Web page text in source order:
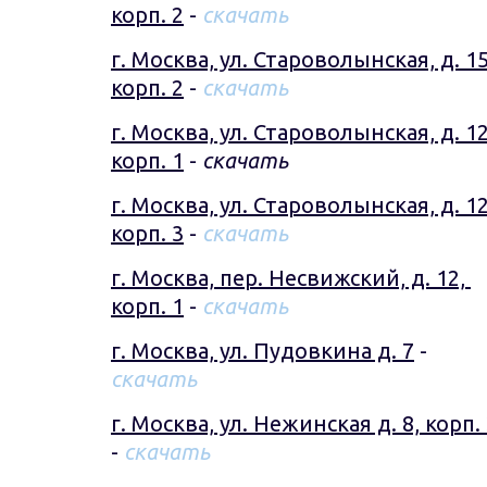
корп. 2 - скачать
г. Москва, ул. Староволынская, д.
корп. 2 - скачать
г. Москва, ул. Староволынская, д.
корп. 1 - скачать
г. Москва, ул. Староволынская, д.
корп. 3 - скачать
г. Москва, пер. Несвижский, д. 12,
корп. 1 - скачать
г. Москва, ул. Пудовкина д. 7
скачать
г. Москва, ул. Нежинская д. 8, корп.
- скачать